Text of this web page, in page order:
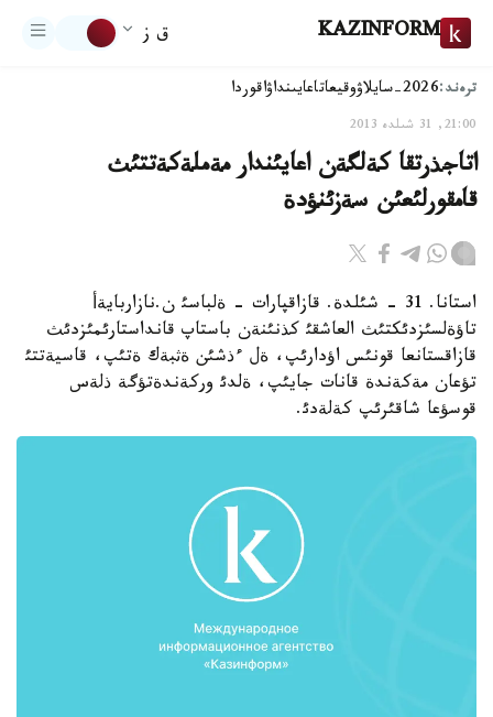
KAZINFORM ق ز
ترەند:2026-سايلاۋ وقيعاتاعايىنداۋاقوردا
21:00, 31 شىلدە 2013
اتاجذرتقا كةلگةن اعايئندار مةملةكةتتئث
قامقورلئعئن سةزئنؤدة
استانا. 31 - شئلدة. قازاقپارات - ةلباسئ ن.نازاربايةأ
تاؤةلسئزدئكتئث العاشقئ كذنئنةن باستاپ قانداستارئمئزدئث
قازاقستانعا قونئس اؤدارئپ، ةل ءذشئن ةثبةك ةتئپ، قاسيةتتئ
تؤعان مةكةندة قانات جايئپ، ةلدئ وركةندةتؤگة ذلةس
قوسؤعا شاقئرئپ كةلةدئ.